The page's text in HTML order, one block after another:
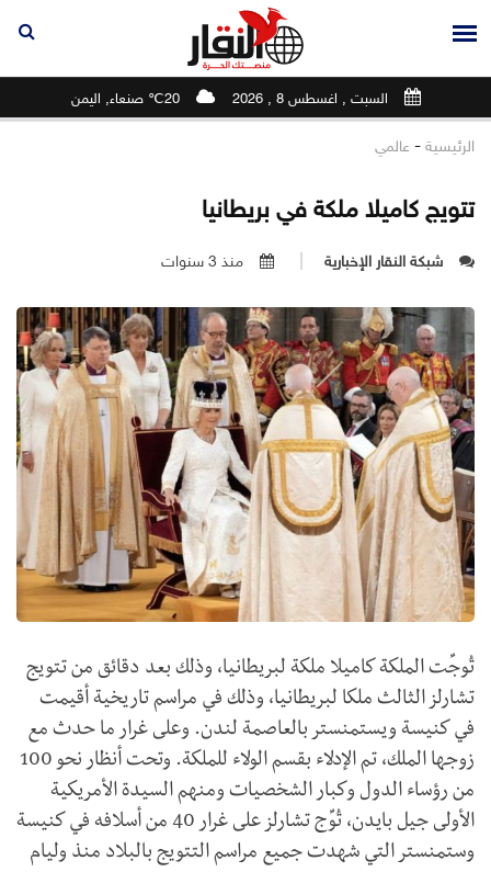
السبت , اغسطس 8 , 2026 20℃ صنعاء, اليمن
الرئيسية - عالمي
تتويج كاميلا ملكة في بريطانيا
شبكة النقار الإخبارية منذ 3 سنوات
تُوجِّت الملكة كاميلا ملكة لبريطانيا، وذلك بعد دقائق من تتويج
تشارلز الثالث ملكا لبريطانيا، وذلك في مراسم تاريخية أقيمت
في كنيسة ويستمنستر بالعاصمة لندن. وعلى غرار ما حدث مع
زوجها الملك، تم الإدلاء بقسم الولاء للملكة. وتحت أنظار نحو 100
من رؤساء الدول وكبار الشخصيات ومنهم السيدة الأمريكية
الأولى جيل بايدن، تُوِّج تشارلز على غرار 40 من أسلافه في كنيسة
وستمنستر التي شهدت جميع مراسم التتويج بالبلاد منذ وليام